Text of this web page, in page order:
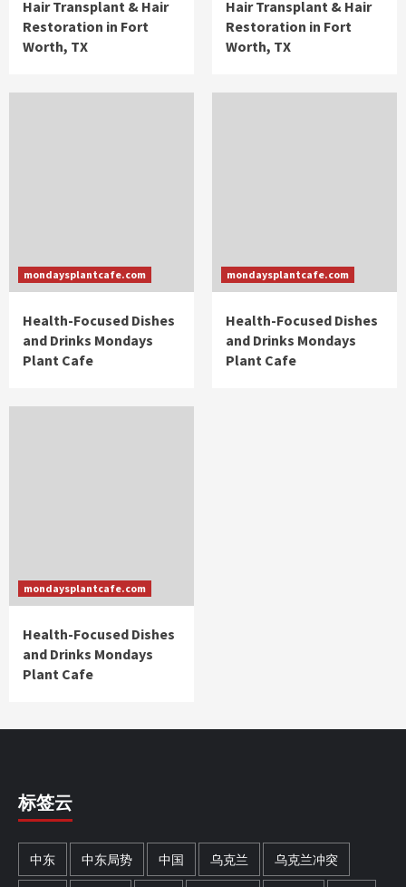
Hair Transplant & Hair
Restoration in Fort
Worth, TX
Hair Transplant & Hair
Restoration in Fort
Worth, TX
mondaysplantcafe.com
Health-Focused Dishes
and Drinks Mondays
Plant Cafe
mondaysplantcafe.com
Health-Focused Dishes
and Drinks Mondays
Plant Cafe
mondaysplantcafe.com
Health-Focused Dishes
and Drinks Mondays
Plant Cafe
标签云
中东 中东局势 中国 乌克兰 乌克兰冲突